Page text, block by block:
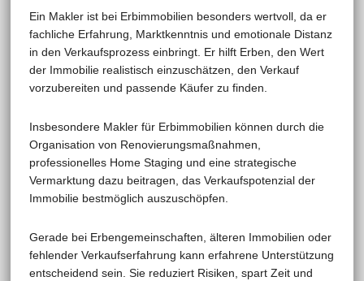
Ein Makler ist bei Erbimmobilien besonders wertvoll, da er
fachliche Erfahrung, Marktkenntnis und emotionale Distanz
in den Verkaufsprozess einbringt. Er hilft Erben, den Wert
der Immobilie realistisch einzuschätzen, den Verkauf
vorzubereiten und passende Käufer zu finden.
Insbesondere Makler für Erbimmobilien können durch die
Organisation von Renovierungsmaßnahmen,
professionelles Home Staging und eine strategische
Vermarktung dazu beitragen, das Verkaufspotenzial der
Immobilie bestmöglich auszuschöpfen.
Gerade bei Erbengemeinschaften, älteren Immobilien oder
fehlender Verkaufserfahrung kann erfahrene Unterstützung
entscheidend sein. Sie reduziert Risiken, spart Zeit und